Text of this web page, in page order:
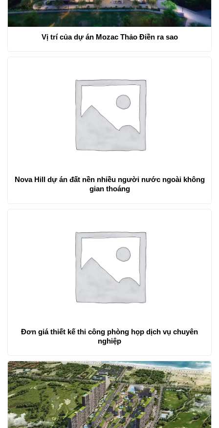
Vị trí của dự án Mozac Thảo Điền ra sao
Nova Hill dự án đất nền nhiều người nước ngoài không
gian thoáng
Đơn giá thiết kế thi công phòng họp dịch vụ chuyên
nghiệp